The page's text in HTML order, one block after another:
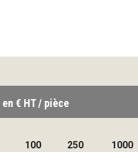
en € HT / pièce
100 250 1000